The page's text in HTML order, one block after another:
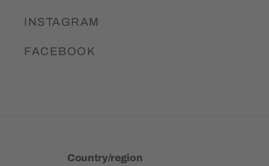
INSTAGRAM
FACEBOOK
Country/region